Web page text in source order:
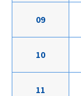
09
10
11